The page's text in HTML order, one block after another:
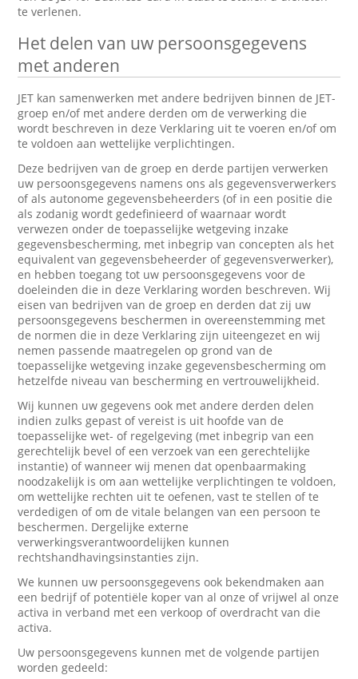
te verlenen.
Het delen van uw persoonsgegevens
met anderen
JET kan samenwerken met andere bedrijven binnen de JET-
groep en/of met andere derden om de verwerking die
wordt beschreven in deze Verklaring uit te voeren en/of om
te voldoen aan wettelijke verplichtingen.
Deze bedrijven van de groep en derde partijen verwerken
uw persoonsgegevens namens ons als gegevensverwerkers
of als autonome gegevensbeheerders (of in een positie die
als zodanig wordt gedefinieerd of waarnaar wordt
verwezen onder de toepasselijke wetgeving inzake
gegevensbescherming, met inbegrip van concepten als het
equivalent van gegevensbeheerder of gegevensverwerker),
en hebben toegang tot uw persoonsgegevens voor de
doeleinden die in deze Verklaring worden beschreven. Wij
eisen van bedrijven van de groep en derden dat zij uw
persoonsgegevens beschermen in overeenstemming met
de normen die in deze Verklaring zijn uiteengezet en wij
nemen passende maatregelen op grond van de
toepasselijke wetgeving inzake gegevensbescherming om
hetzelfde niveau van bescherming en vertrouwelijkheid.
Wij kunnen uw gegevens ook met andere derden delen
indien zulks gepast of vereist is uit hoofde van de
toepasselijke wet- of regelgeving (met inbegrip van een
gerechtelijk bevel of een verzoek van een gerechtelijke
instantie) of wanneer wij menen dat openbaarmaking
noodzakelijk is om aan wettelijke verplichtingen te voldoen,
om wettelijke rechten uit te oefenen, vast te stellen of te
verdedigen of om de vitale belangen van een persoon te
beschermen. Dergelijke externe
verwerkingsverantwoordelijken kunnen
rechtshandhavingsinstanties zijn.
We kunnen uw persoonsgegevens ook bekendmaken aan
een bedrijf of potentiële koper van al onze of vrijwel al onze
activa in verband met een verkoop of overdracht van die
activa.
Uw persoonsgegevens kunnen met de volgende partijen
worden gedeeld: